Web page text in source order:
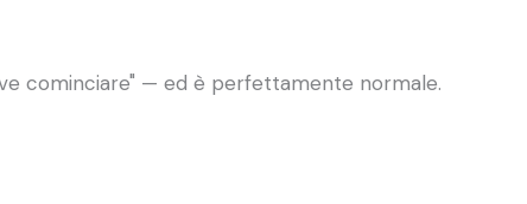
cominciare" — ed è perfettamente normale.